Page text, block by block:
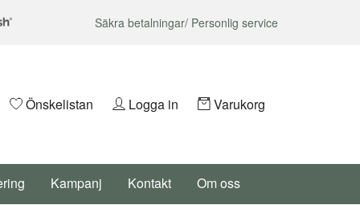
Säkra betalningar/ Personlig service
Önskelistan Logga in Varukorg
Kampanj Kontakt Om oss